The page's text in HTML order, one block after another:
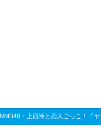
NMB48・上西怜と恋人ごっこ！「